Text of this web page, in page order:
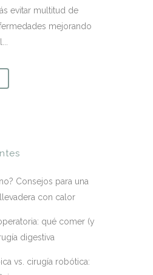
evitar multitud de
mejorando
Consejos para una
con calor
qué comer (y
digestiva
vs. cirugía robótica: